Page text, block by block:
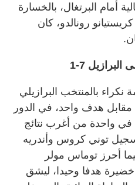
أمام البرتغال، بالخسارة
كريستيانو رونالدو، كان
نكراء بالمنتخب البرازيلي
هدف واحد، في الدور
النهائي لمونديال 2014، في واحدة من أغرب نتائج
توني كروس وأندريه
أحرز توماس مولر
هدفا وحيدا، ليشق